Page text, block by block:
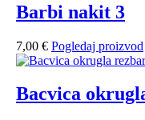
Barbi nakit 3
7,00 € Pogledaj proizvod
Bacvica